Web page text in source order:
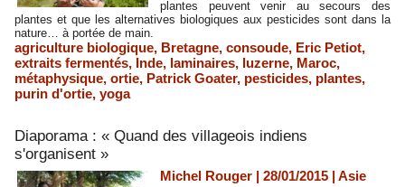
plantes peuvent venir au secours des
plantes et que les alternatives biologiques aux pesticides sont dans la
nature… à portée de main.
agriculture biologique, Bretagne, consoude, Eric Petiot,
extraits fermentés, Inde, laminaires, luzerne, Maroc,
métaphysique, ortie, Patrick Goater, pesticides, plantes,
purin d'ortie, yoga
Diaporama : « Quand des villageois indiens
s'organisent »
Michel Rouger | 28/01/2015 | Asie